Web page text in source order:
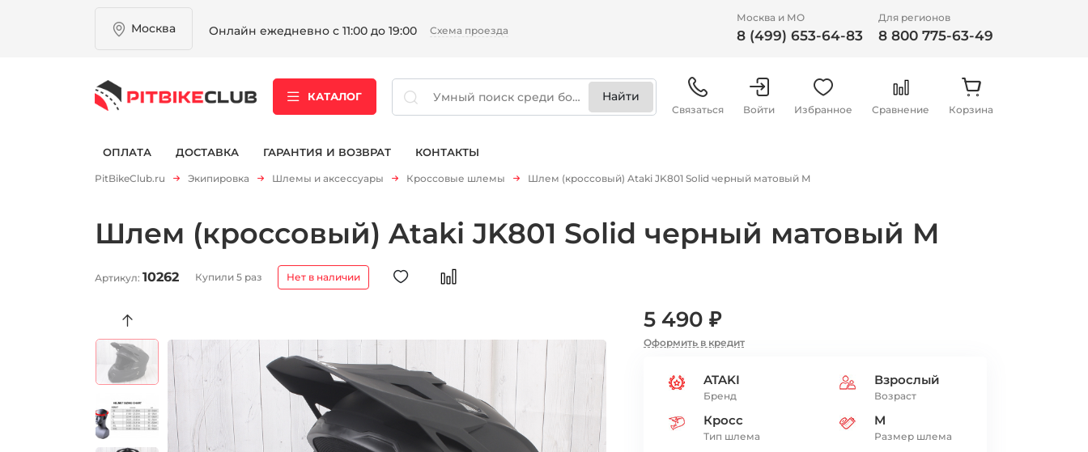
Москва Онлайн ежедневно с 11:00 до 19:00 Схема проезда
Москва и МО
8 (499) 653-64-83
Для регионов
8 800 775-63-49
КАТАЛОГ
Связаться Войти Избранное Сравнение Корзина
ОПЛАТА ДОСТАВКА ГАРАНТИЯ И ВОЗВРАТ КОНТАКТЫ
PitBikeClub.ru Экипировка Шлемы и аксессуары Кроссовые шлемы Шлем (кроссовый) Ataki JK801 Solid черный матовый M
Шлем (кроссовый) Ataki JK801 Solid черный матовый M
Артикул: 10262 Купили 5 раз Нет в наличии
5 490 ₽
Оформить в кредит
ATAKI
Бренд
Взрослый
Возраст
Кросс
Тип шлема
M
Размер шлема